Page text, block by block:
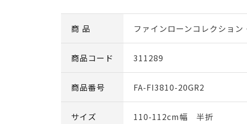
商 品 ファインローンコレクション
商品コード 311289
商品番号 FA-FI3810-20GR2
サイズ 110-112cm幅 半折